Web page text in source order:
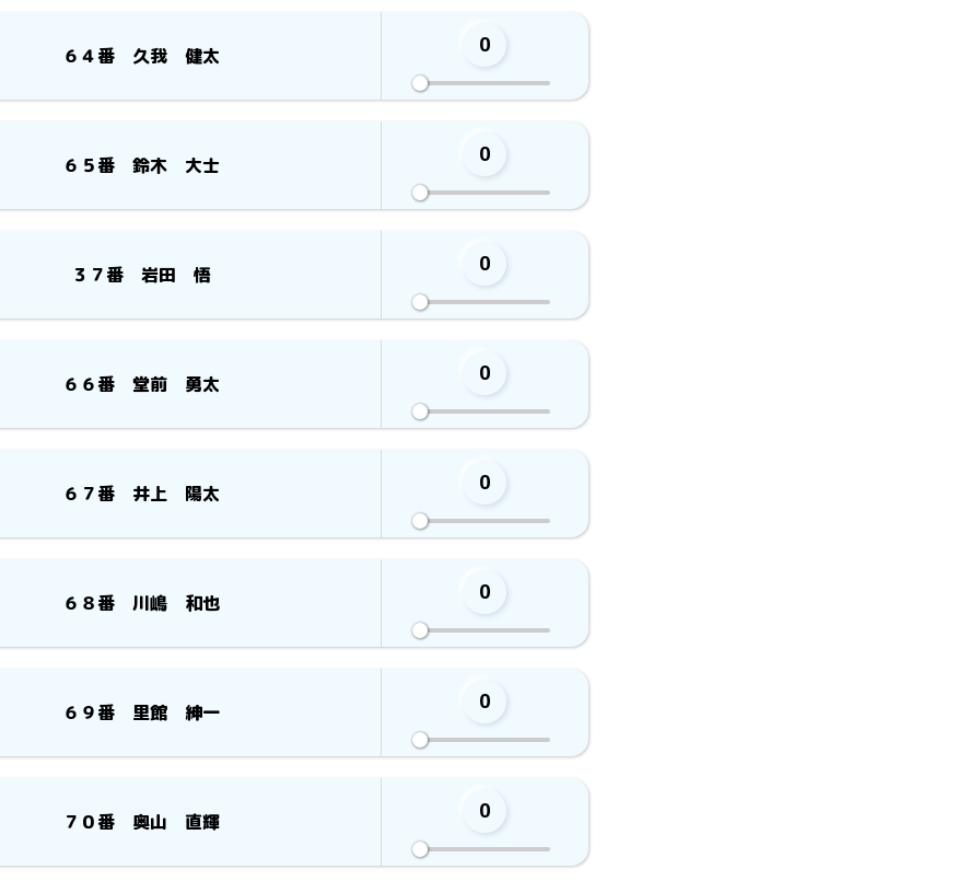
６４番 久我 健太 0
６５番 鈴木 大士 0
３７番 岩田 悟 0
６６番 堂前 勇太 0
６７番 井上 陽太 0
６８番 川嶋 和也 0
６９番 里館 紳一 0
７０番 奥山 直輝 0